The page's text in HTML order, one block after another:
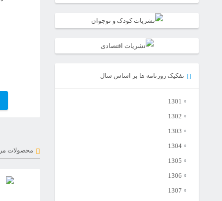
محصولات
تفکیک روزنامه ها بر اساس سال
1301
1302
1303
1304
1305
1306
1307